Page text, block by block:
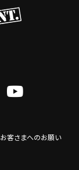
お客さまへのお願い